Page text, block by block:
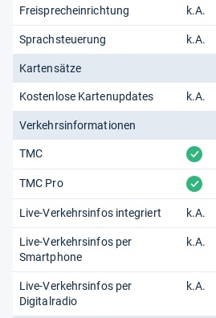
Freisprecheinrichtung k.A.
Sprachsteuerung k.A.
Kartensätze
Kostenlose Kartenupdates k.A.
Verkehrsinformationen
TMC vorhanden
TMC Pro vorhanden
Live-Verkehrsinfos integriert k.A.
Live-Verkehrsinfos per
Smartphone
k.A.
Live-Verkehrsinfos per
Digitalradio
k.A.